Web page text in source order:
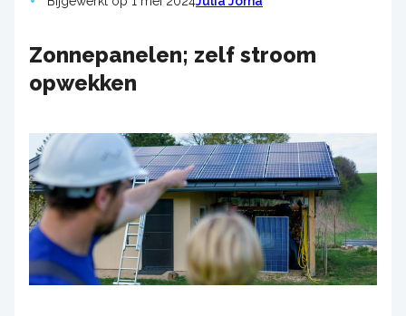
Zonnepanelen; zelf stroom
opwekken